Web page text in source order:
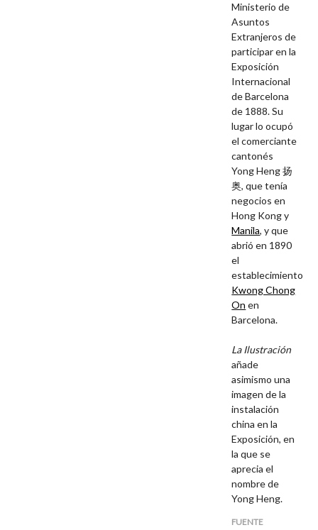
Ministerio de
Asuntos
Extranjeros de
participar en la
Exposición
Internacional
de Barcelona
de 1888. Su
lugar lo ocupó
el comerciante
cantonés
Yong Heng 扬
奥, que tenía
negocios en
Hong Kong y
Manila, y que
abrió en 1890
el
establecimiento
Kwong Chong
On en
Barcelona.
La Ilustración
añade
asimismo una
imagen de la
instalación
china en la
Exposición, en
la que se
aprecia el
nombre de
Yong Heng.
FUENTE